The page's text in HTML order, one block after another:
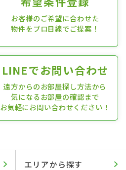
お客様のご希望に合わせた
物件をプロ目線でご提案！
LINEでお問い合わせ
遠方からのお部屋探し方法から
気になるお部屋の確認まで
お気軽にお問い合わせください！
エリアから探す